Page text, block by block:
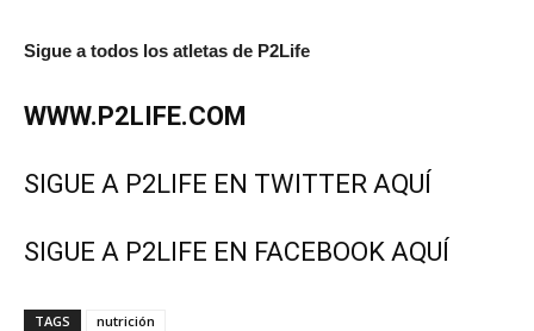
Sigue a todos los atletas de P2Life
WWW.P2LIFE.COM
SIGUE A P2LIFE EN TWITTER AQUÍ
SIGUE A P2LIFE EN FACEBOOK AQUÍ
TAGS nutrición